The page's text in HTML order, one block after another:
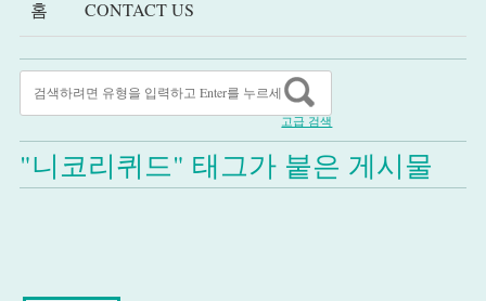
홈 CONTACT US
고급 검색
"니코리퀴드" 태그가 붙은 게시물